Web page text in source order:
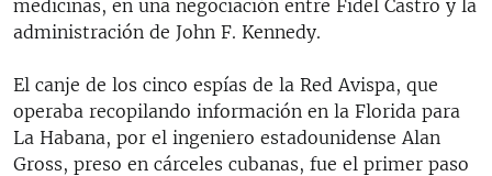
medicinas, en una negociación entre Fidel Castro y la
administración de John F. Kennedy.
El canje de los cinco espías de la Red Avispa, que
operaba recopilando información en la Florida para
La Habana, por el ingeniero estadounidense Alan
Gross, preso en cárceles cubanas, fue el primer paso